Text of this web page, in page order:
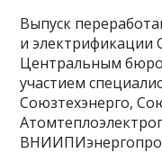
Выпуск
и электрификации
Центральным
участием
Союзтехэнерго,